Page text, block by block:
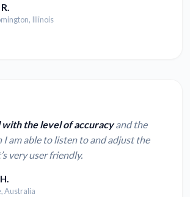
Illinois
the level of accuracyand the
I am able to listen to and adjust the
very user friendly.
Australia